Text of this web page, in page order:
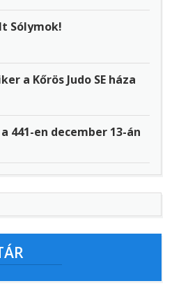
Sólymok!
a Kőrös Judo SE háza
441-en december 13-án